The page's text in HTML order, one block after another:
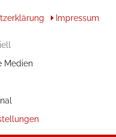
Impressum
Medien